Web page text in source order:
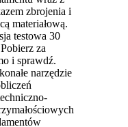
zbrojenia i
materiałową.
testowa 30
za
i sprawdź.
narzędzie